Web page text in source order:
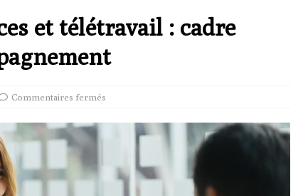
et télétravail : cadre
Commentaires fermés